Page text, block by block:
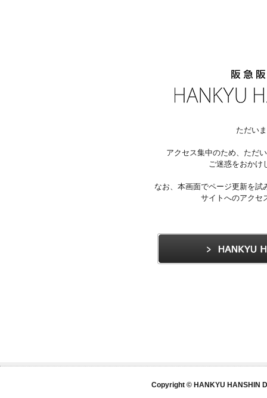
ただい
アクセス集中のため、ただ
ご迷惑をおかけ
なお、本画面でページ更新を
サイトへのアクセ
Copyright © HANKYU HANSHIN